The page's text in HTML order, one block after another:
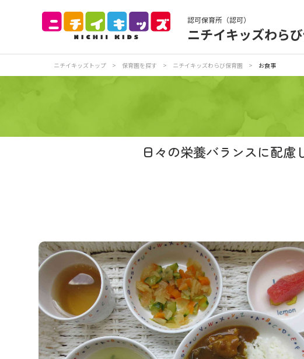
認可保育所（認可）
ニチイキッズわら
写真販売サービス
プライバシーポリシー
ニチイキッズトップ > 保育園を探す > ニチイキッズわらび保育園 > お食事
日々の栄養バランスに配慮し